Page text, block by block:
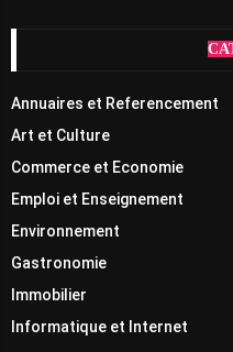
Annuaires et Referencement
Art et Culture
Commerce et Economie
Emploi et Enseignement
Environnement
Gastronomie
Immobilier
Informatique et Internet